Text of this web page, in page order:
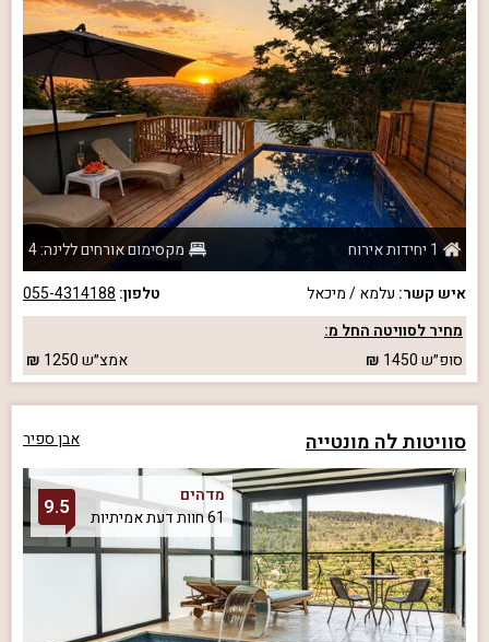
1 יחידות אירוח
מקסימום אורחים ללינה: 4
איש קשר: עלמא / מיכאל טלפון: 055-4314188
מחיר לסוויטה החל מ:
סופ״ש1450 אמצ״ש1250
סוויטות לה מונטייה אבן ספיר
מדהים
61 חוות דעת אמיתיות
9.5